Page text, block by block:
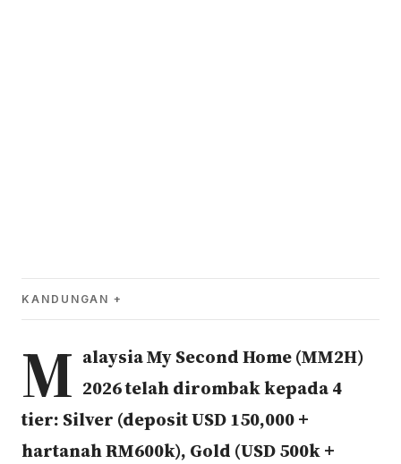
KANDUNGAN
M alaysia My Second Home (MM2H)
2026 telah dirombak kepada 4
tier: Silver (deposit USD 150,000 +
hartanah RM600k), Gold (USD 500k +